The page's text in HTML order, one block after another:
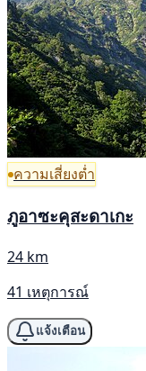
ความเสี่ยงต่ำ
ภูอาซะคุสะดาเกะ
24 km
41 เหตุการณ์
แจ้งเตือน